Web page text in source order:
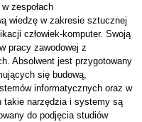
zespołach
wiedzę w zakresie sztucznej
człowiek-komputer. Swoją
pracy zawodowej z
Absolwent jest przygotowany
się budową,
informatycznych oraz w
takie narzędzia i systemy są
do podjęcia studiów